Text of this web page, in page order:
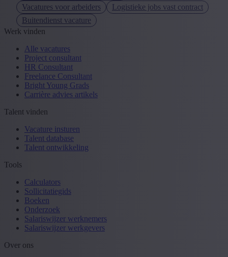
Vacatures voor arbeiders
Logistieke jobs vast contract
Buitendienst vacature
Werk vinden
Alle vacatures
Project consultant
HR Consultant
Freelance Consultant
Bright Young Grads
Carrière advies artikels
Talent vinden
Vacature insturen
Talent database
Talent ontwikkeling
Tools
Calculators
Sollicitatiegids
Boeken
Onderzoek
Salariswijzer werknemers
Salariswijzer werkgevers
Over ons